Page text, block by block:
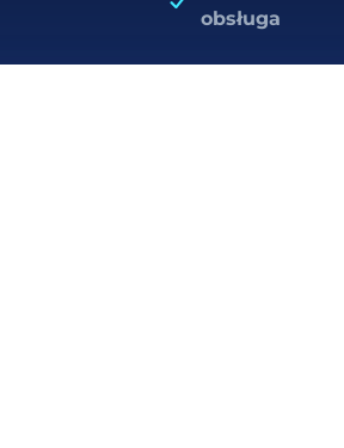
obsługa